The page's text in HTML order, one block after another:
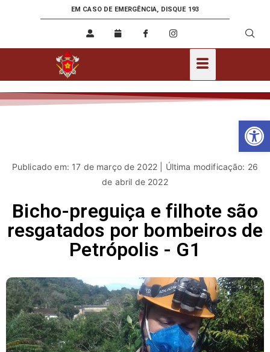
EM CASO DE EMERGÊNCIA, DISQUE 193
Publicado em: 17 de março de 2022 | Última modificação: 26
de abril de 2022
Bicho-preguiça e filhote são
resgatados por bombeiros de
Petrópolis - G1